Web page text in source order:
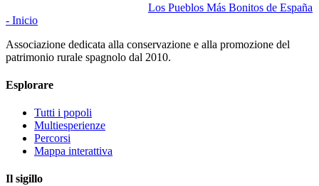
Los Pueblos Más Bonitos de España
- Inicio
Associazione dedicata alla conservazione e alla promozione del
patrimonio rurale spagnolo dal 2010.
Esplorare
Tutti i popoli
Multiesperienze
Percorsi
Mappa interattiva
Il sigillo